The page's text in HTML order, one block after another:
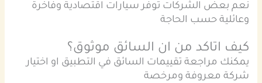
نعم بعض الشركات توفر سيارات اقتصادية وفاخرة
وعائلية حسب الحاجة
كيف اتاكد من ان السائق موثوق؟
يمكنك مراجعة تقييمات السائق في التطبيق او اختيار
شركة معروفة ومرخصة